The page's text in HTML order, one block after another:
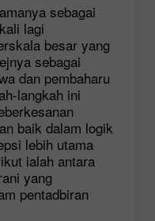
sebagai
lagi
besar yang
sebagai
dan pembaharu
langkah ini
baik dalam logik
lebih utama
ialah antara
yang
pentadbiran